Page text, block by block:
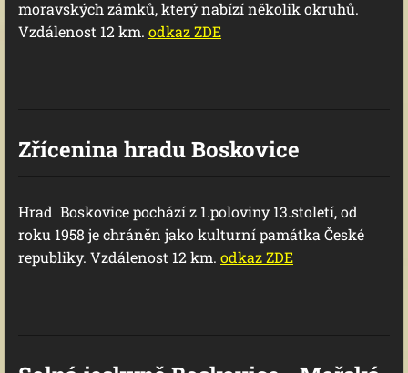
moravských zámků, který nabízí několik okruhů.
Vzdálenost 12 km. odkaz ZDE
Zřícenina hradu Boskovice
Hrad Boskovice pochází z 1.poloviny 13.století, od
roku 1958 je chráněn jako kulturní památka České
republiky. Vzdálenost 12 km. odkaz ZDE